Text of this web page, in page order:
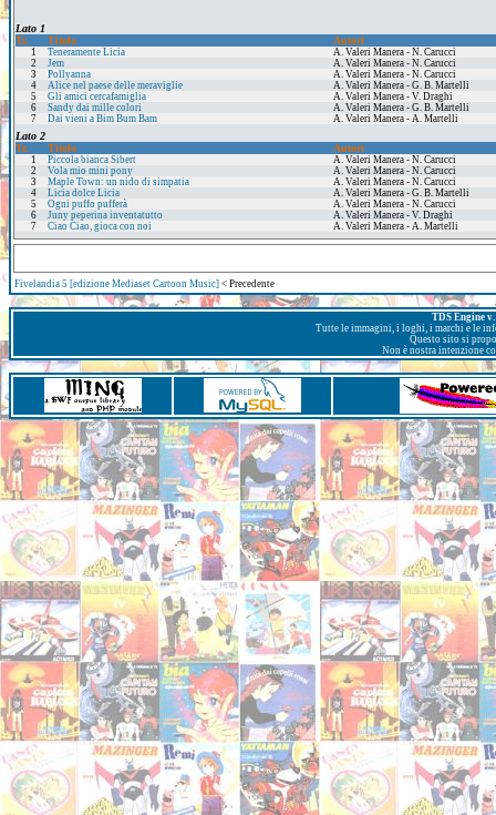
Lato 1
Tr.
Titolo Autori
1 Teneramente Licia
A. Valeri Manera - N. Carucci
2
Jem
A. Valeri Manera - N. Carucci
3
Pollyanna
A. Valeri Manera - N. Carucci
4
Alice nel paese delle meraviglie
A. Valeri Manera - G. B. Martelli
5
Gli amici cercafamiglia
A. Valeri Manera - V. Draghi
6
Sandy dai mille colori
A. Valeri Manera - G. B. Martelli
7
Dai vieni a Bim Bum Bam A. Valeri Manera - A. Martelli
Lato 2
Tr.
Titolo Autori
1 Piccola bianca Sibert
A. Valeri Manera - N. Carucci
2
Vola mio mini pony
A. Valeri Manera - N. Carucci
3
Maple Town: un nido di simpatia
A. Valeri Manera - N. Carucci
4
Licia dolce Licia
A. Valeri Manera - G. B. Martelli
5
Ogni puffo pufferà
A. Valeri Manera - N. Carucci
6
Juny peperina inventatutto
A. Valeri Manera - V. Draghi
7
Ciao Ciao, gioca con noi A. Valeri Manera - A. Martelli
Fivelandia 5 [edizione Mediaset Cartoon Music] < Precedente
TDS Engine
Tutte le immagini, i loghi, i marchi e le
Questo sito si
Non è nostra intenzione